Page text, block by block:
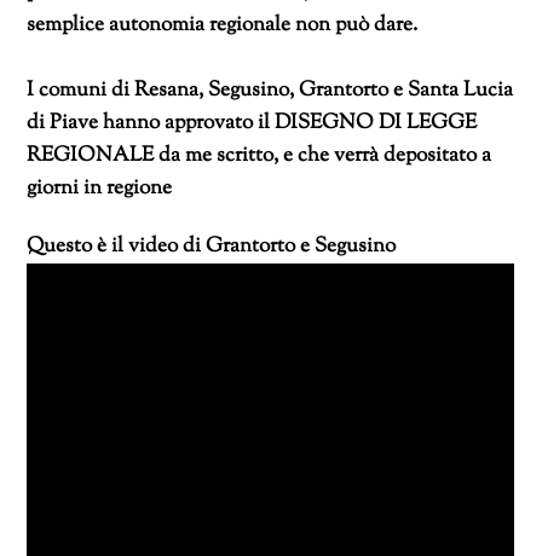
semplice autonomia regionale non può dare.
I comuni di Resana, Segusino, Grantorto e Santa Lucia
di Piave hanno approvato il DISEGNO DI LEGGE
REGIONALE da me scritto, e che verrà depositato a
giorni in regione
Questo è il video di Grantorto e Segusino